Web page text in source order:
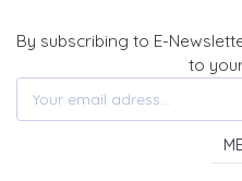
By subscribing to E-
to